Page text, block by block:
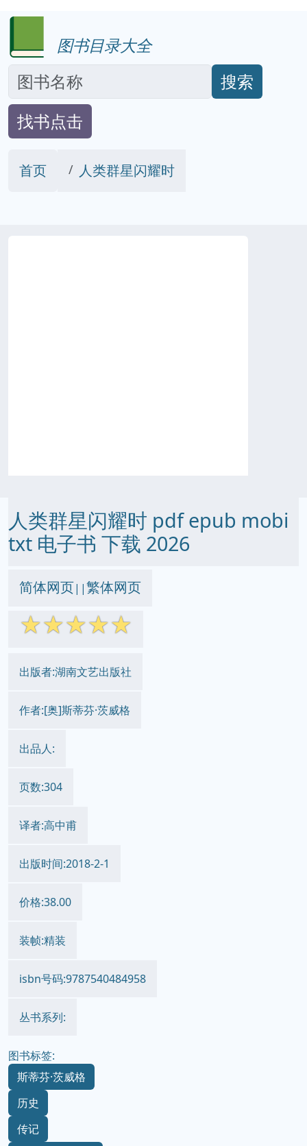
图书目录大全
搜索
找书点击
首页 人类群星闪耀时
人类群星闪耀时 pdf epub mobi
txt 电子书 下载 2026
简体网页||繁体网页
☆☆☆☆☆
出版者:湖南文艺出版社
作者:[奥]斯蒂芬·茨威格
出品人:
页数:304
译者:高中甫
出版时间:2018-2-1
价格:38.00
装帧:精装
isbn号码:9787540484958
丛书系列:
图书标签:
斯蒂芬·茨威格
历史
传记